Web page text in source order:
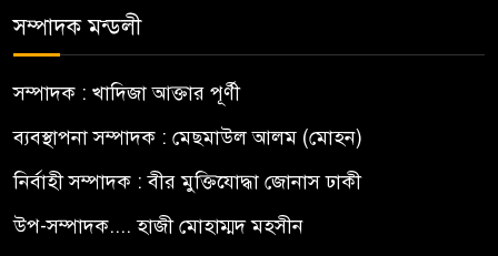
সম্পাদক মন্ডলী
সম্পাদক : খাদিজা আক্তার পূর্ণী
ব্যবস্থাপনা সম্পাদক : মেছমাউল আলম (মোহন)
নির্বাহী সম্পাদক : বীর মুক্তিযোদ্ধা জোনাস ঢাকী
উপ-সম্পাদক.... হাজী মোহাম্মদ মহসীন